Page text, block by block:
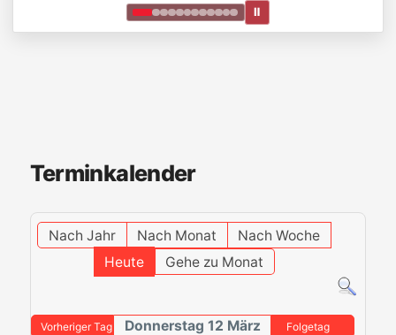
Ⅱ
Terminkalender
Nach Jahr Nach Monat
Nach Woche
Heute
Gehe zu Monat
Vorheriger Tag
Donnerstag 12 März
Folgetag